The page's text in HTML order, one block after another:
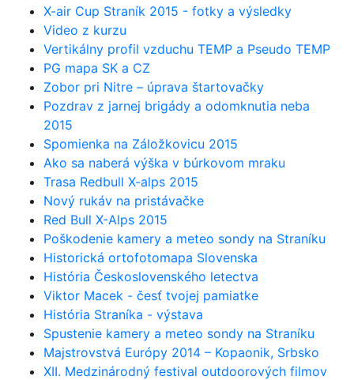
X-air Cup Straník 2015 - fotky a výsledky
Video z kurzu
Vertikálny profil vzduchu TEMP a Pseudo TEMP
PG mapa SK a CZ
Zobor pri Nitre – úprava štartovačky
Pozdrav z jarnej brigády a odomknutia neba
2015
Spomienka na Záložkovicu 2015
Ako sa naberá výška v búrkovom mraku
Trasa Redbull X-alps 2015
Nový rukáv na pristávačke
Red Bull X-Alps 2015
Poškodenie kamery a meteo sondy na Straníku
Historická ortofotomapa Slovenska
História Československého letectva
Viktor Macek - česť tvojej pamiatke
História Straníka - výstava
Spustenie kamery a meteo sondy na Straníku
Majstrovstvá Európy 2014 – Kopaonik, Srbsko
XII. Medzinárodný festival outdoorových filmov